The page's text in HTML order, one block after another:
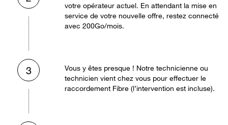
votre opérateur actuel. En attendant la mise en
service de votre nouvelle offre, restez connecté
avec 200Go/mois.
3
Vous y êtes presque ! Notre technicienne ou
technicien vient chez vous pour effectuer le
raccordement Fibre (l’intervention est incluse).